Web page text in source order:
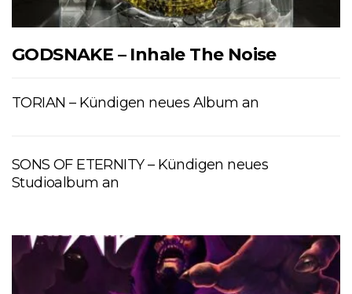
GODSNAKE – Inhale The Noise
TORIAN – Kündigen neues Album an
SONS OF ETERNITY – Kündigen neues
Studioalbum an